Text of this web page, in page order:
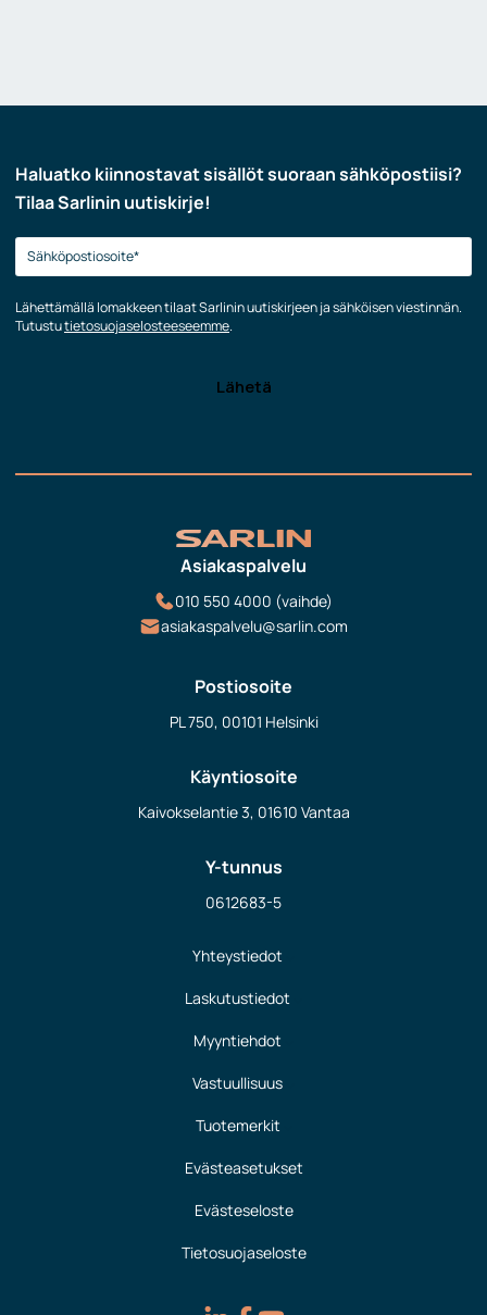
Haluatko kiinnostavat sisällöt suoraan sähköpostiisi?
Tilaa Sarlinin uutiskirje!
Lähettämällä lomakkeen tilaat Sarlinin uutiskirjeen ja sähköisen viestinnän.
Tutustutietosuojaselosteeseemme.
Asiakaspalvelu
010 550 4000 (vaihde)
asiakaspalvelu@sarlin.com
Postiosoite
PL 750, 00101 Helsinki
Käyntiosoite
Kaivokselantie 3, 01610 Vantaa
Y-tunnus
0612683-5
Yhteystiedot
Laskutustiedot
Myyntiehdot
Vastuullisuus
Tuotemerkit
Evästeasetukset
Evästeseloste
Tietosuojaseloste